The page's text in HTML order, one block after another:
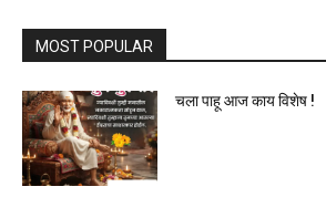
MOST POPULAR
चला पाहू आज काय विशेष !